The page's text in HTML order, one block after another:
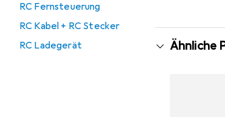
RC Fernsteuerung
RC Kabel + RC Stecker
RC Ladegerät
Ähnliche